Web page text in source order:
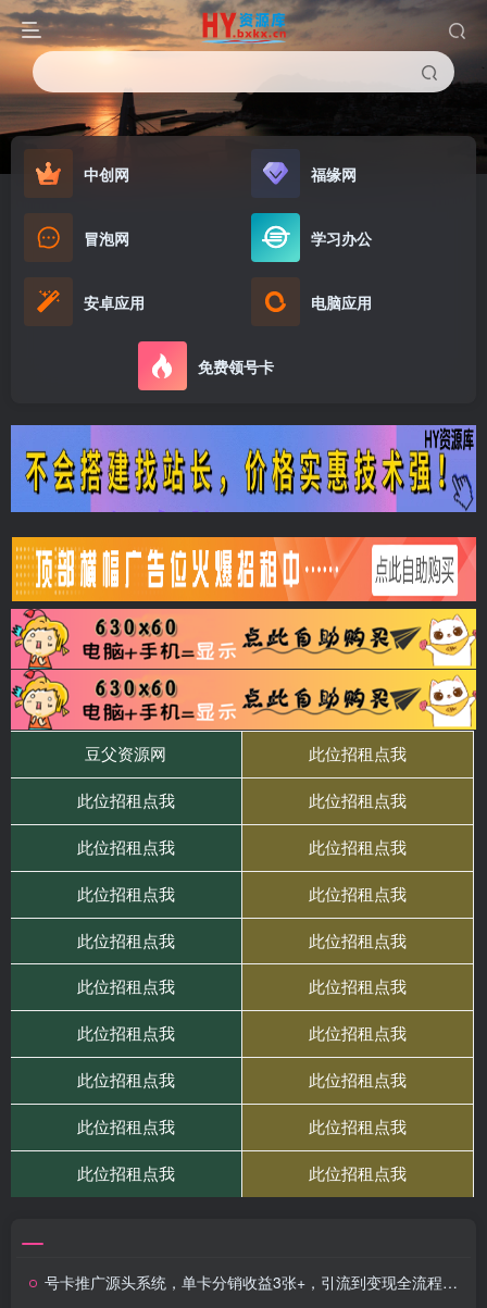
中创网 福缘网
冒泡网 学习办公
安卓应用 电脑应用
免费领号卡
号卡推广源头系统，单卡分销收益3张+，引流到变现全流程拆解